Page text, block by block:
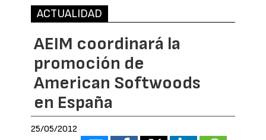
ACTUALIDAD
AEIM coordinará la
promoción de
American Softwoods
en España
25/05/2012